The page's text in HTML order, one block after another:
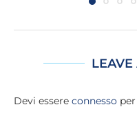
Devi essere connesso